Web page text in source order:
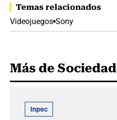
Temas relacionados
Videojuegos Sony
Más de Sociedad
Inpec